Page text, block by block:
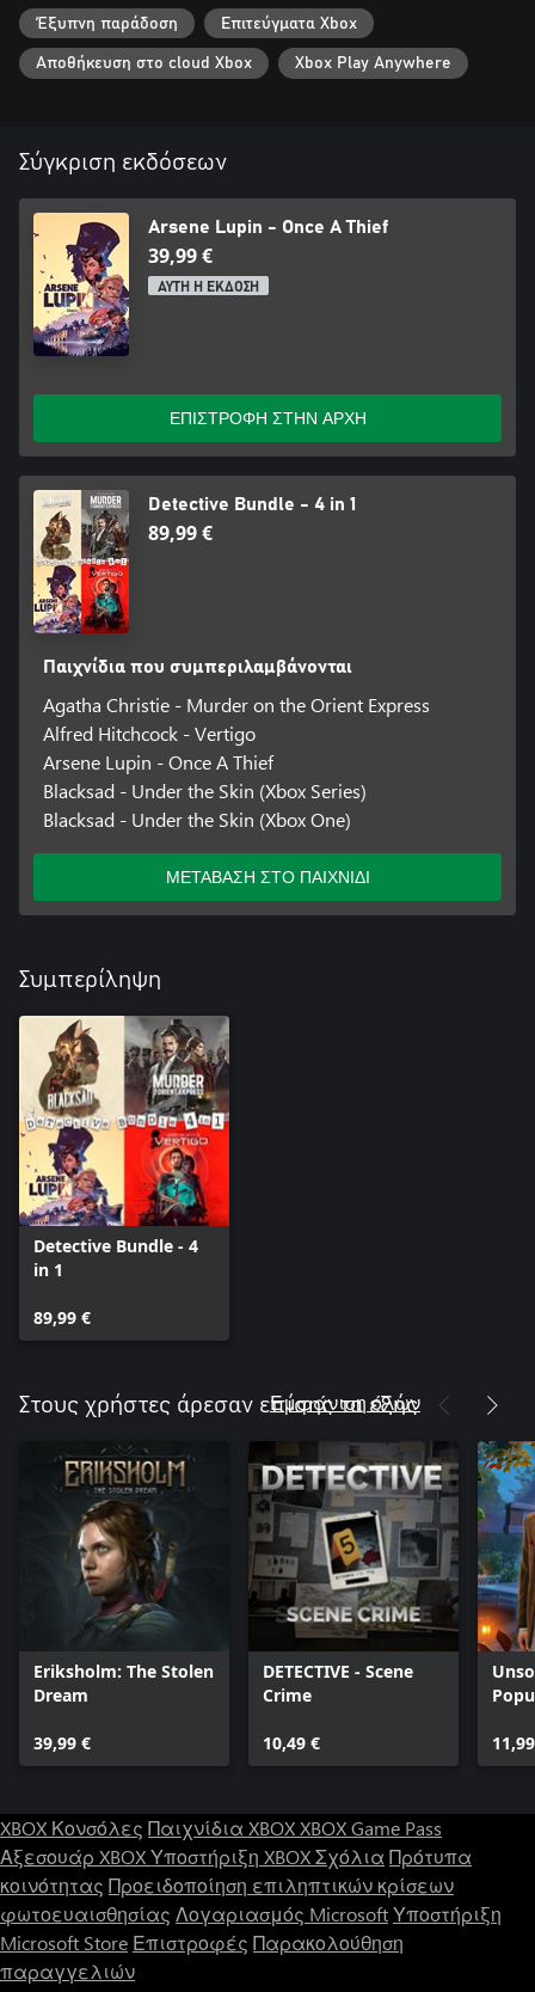
Έξυπνη παράδοση Επιτεύγματα Xbox
Αποθήκευση στο cloud Xbox Xbox Play Anywhere
Σύγκριση εκδόσεων
Arsene Lupin - Once A Thief
39,99 €
ΑΥΤΗ Η ΕΚΔΟΣΗ
ΕΠΙΣΤΡΟΦΗ ΣΤΗΝ ΑΡΧΗ
Detective Bundle - 4 in 1
89,99 €
Παιχνίδια που συμπεριλαμβάνονται
Agatha Christie - Murder on the Orient Express
Alfred Hitchcock - Vertigo
Arsene Lupin - Once A Thief
Blacksad - Under the Skin (Xbox Series)
Blacksad - Under the Skin (Xbox One)
ΜΕΤΑΒΑΣΗ ΣΤΟ ΠΑΙΧΝΙΔΙ
Συμπερίληψη
Detective Bundle - 4
in 1
89,99 €
Στους χρήστες άρεσαν επίσης τα εξής
Εμφάνιση όλων
Eriksholm: The Stolen
Dream
39,99 €
DETECTIVE - Scene
Crime
10,49 €
XBOX Κονσόλες Παιχνίδια XBOXXBOX Game Pass
Αξεσουάρ XBOXΥποστήριξη XBOXΣχόλια Πρότυπα
κοινότητας Προειδοποίηση επιληπτικών κρίσεων
φωτοευαισθησίας Λογαριασμός MicrosoftΥποστήριξη
Microsoft Store Επιστροφές Παρακολούθηση
παραγγελιών